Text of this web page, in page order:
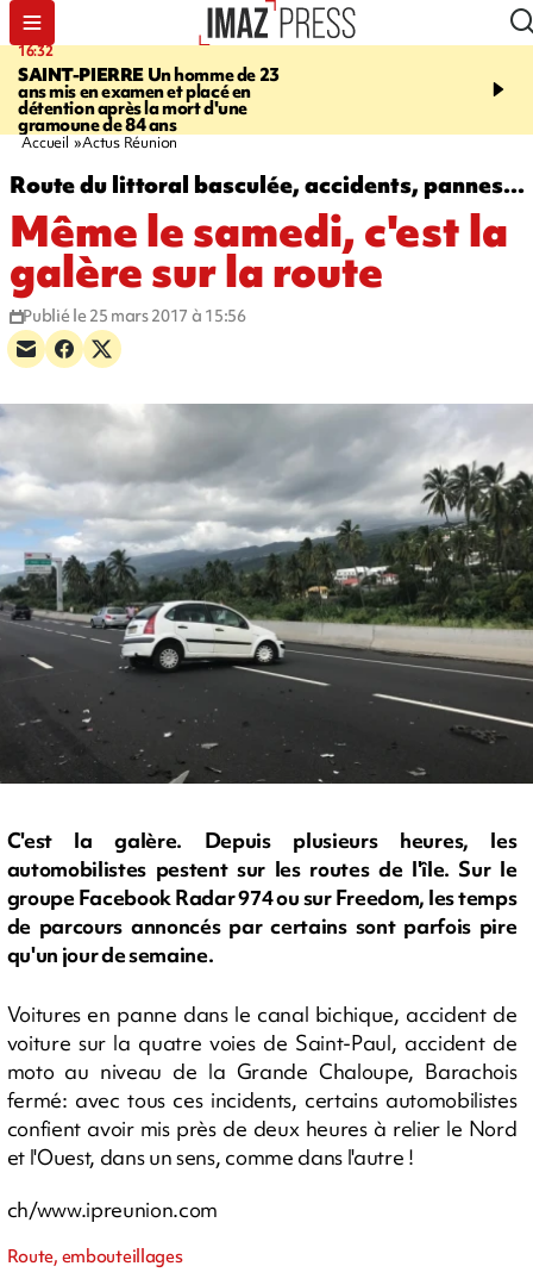
16:32
SAINT-PIERREUn homme de 23
ans mis en examen et placé en
détention après la mort d'une
gramoune de 84 ans
21:08
et Turquie scellent un
Accueil Actus Réunion
Route du littoral basculée, accidents, pannes...
Même le samedi, c'est la
galère sur la route
Publié le 25 mars 2017 à 15:56
C'est la galère. Depuis plusieurs heures, les
automobilistes pestent sur les routes de l'île. Sur le
groupe Facebook Radar 974 ou sur Freedom, les temps
de parcours annoncés par certains sont parfois pire
qu'un jour de semaine.
Voitures en panne dans le canal bichique, accident de
voiture sur la quatre voies de Saint-Paul, accident de
moto au niveau de la Grande Chaloupe, Barachois
fermé: avec tous ces incidents, certains automobilistes
confient avoir mis près de deux heures à relier le Nord
et l'Ouest, dans un sens, comme dans l'autre !
ch/www.ipreunion.com
Route, embouteillages